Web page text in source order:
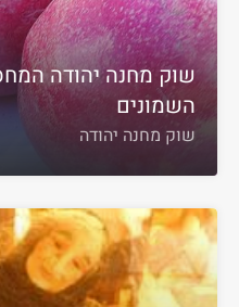
שוק מחנה יהודה
השמונים
שוק מחנה יהודה